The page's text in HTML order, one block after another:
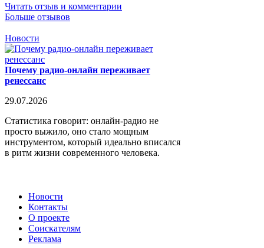
Читать отзыв и комментарии
Больше отзывов
Новости
Почему радио-онлайн переживает
ренессанс
29.07.2026
Статистика говорит: онлайн-радио не
просто выжило, оно стало мощным
инструментом, который идеально вписался
в ритм жизни современного человека.
Новости
Контакты
О проекте
Соискателям
Реклама